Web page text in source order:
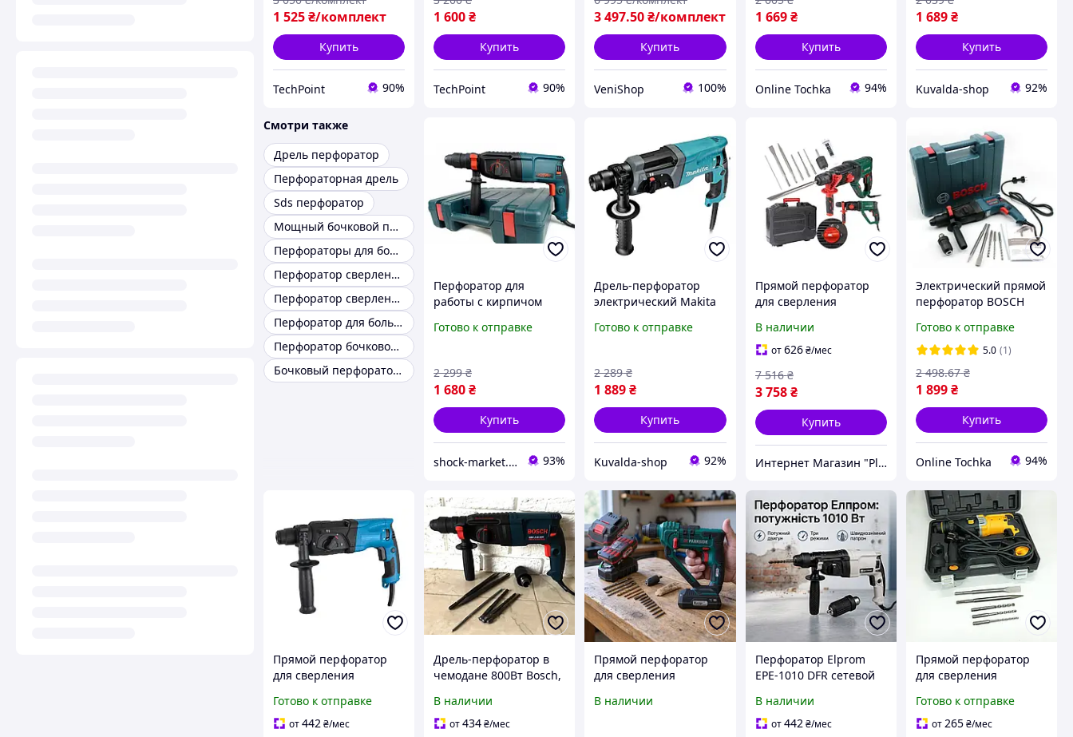
1 525₴/комплект
Купить
TechPoint 90%
патроном Перфоратор
бытовой
1 600₴
Купить
TechPoint 90%
патроном Дрель-
перфоратор
3 497.50₴/комплект
Купить
VeniShop 100%
перфоратор
1 669 ₴
Купить
Online Tochka 94%
1 689₴
Купить
Kuvalda-shop 92%
Смотри также
Дрель перфоратор
Перфораторная дрель
Sds перфоратор
Мощный бочковой перфоратор sds plus
Перфораторы для больших отверстий
Перфоратор сверление с ударом
Перфоратор сверления с аккумуляторным ударом
Перфоратор для больших отверствий
Перфоратор бочковой sds-max
Бочковый перфоратор для профессиональных работ
Перфоратор для
работы с кирпичом
перфоратор для
Готово к отправке
1 680₴
2 299 ₴
Купить
shock-market.in.ua 93%
Дрель-перфоратор
электрический Makita
перфоратор для
электрический прямой
перфоратор
Готово к отправке
1 889₴
2 289 ₴
Купить
Kuvalda-shop 92%
Прямой перфоратор
для сверления
Parkside (Германия),
CQS
В наличии
от626 ₴/мес
3 758 ₴
7 516 ₴
Купить
Интернет Магазин "PlexStore"
Электрический прямой
перфоратор BOSCH
прямой перфоратор
для сверления
отверстий перфоратор
сетевой с кейсом
Готово к отправке
5.0 (1)
1 899₴
2 498.67 ₴
Купить
Online Tochka 94%
Прямой перфоратор
для сверления
920 BH 24 для
профессиональных
Готово к отправке
от442 ₴/мес
Дрель-перфоратор в
чемодане 800Вт Bosch,
перфоратор, Прямой
перфоратор для
В наличии
от434₴/мес
Прямой перфоратор
для сверления
(Германия), Хороший
В наличии
Перфоратор Elprom
EPE-1010 DFR сетевой
силой удара 4 Дж для
сверления отверстий в
В наличии
от442 ₴/мес
Прямой перфоратор
для сверления
Перфоратор
аккумуляторный для
Готово к отправке
от 265₴/мес